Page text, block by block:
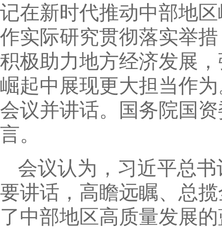
记在新时代推动中部地
作实际研究贯彻落实举
积极助力地方经济发展
崛起中展现更大担当作
会议并讲话。国务院国
言。
会议认为，习近平总
要讲话，高瞻远瞩、总
了中部地区高质量发展